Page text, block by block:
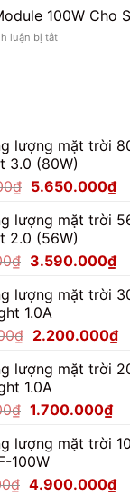
Kho
Pha
Module
100W
100W Cho
luận bị tắtở
Bóng
Đá
Mini
lượng mặt trời
3.0 (80W)
₫ Giá
là:
7.062.500₫.
5.650.000₫Giá
lượng mặt trời
2.0 (56W)
₫ Giá
là:
4.487.500₫.
3.590.000₫Giá
lượng mặt trời
1.0A
₫ Giá
là:
2.750.000₫.
2.200.000₫
lượng mặt trời
1.0A
₫ Giá
là:
2.125.000₫.
1.700.000₫Giá
tại
lượng mặt trời
100W
₫ Giá
4.900.000₫Giá